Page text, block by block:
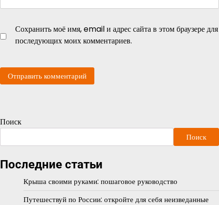
Сохранить моё имя, email и адрес сайта в этом браузере для
последующих моих комментариев.
Поиск
Поиск
Последние статьи
Крыша своими руками: пошаговое руководство
Путешествуй по России: откройте для себя неизведанные